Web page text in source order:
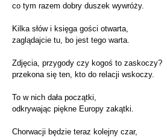
co tym razem dobry duszek wywróży.
Kilka słów i księga gości otwarta,
zaglądajcie tu, bo jest tego warta.
Zdjęcia, przygody czy kogoś to zaskoczy?
przekona się ten, kto do relacji wskoczy.
To w nich dała początki,
odkrywając piękne Europy zakątki.
Chorwacji będzie teraz kolejny czar,